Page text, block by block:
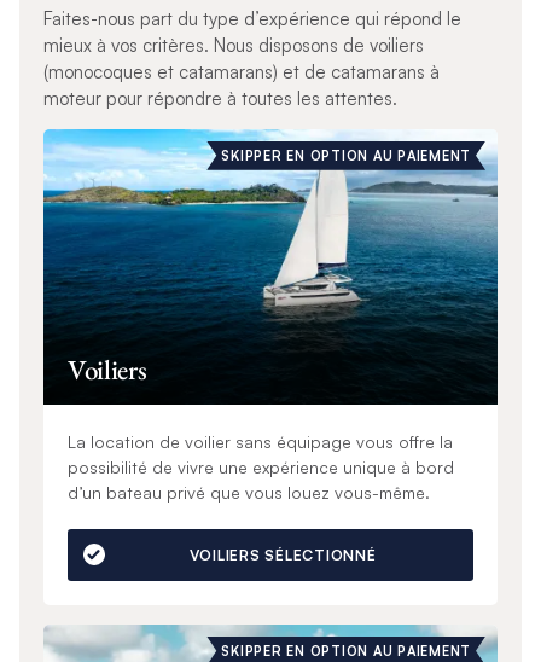
Faites-nous part du type d’expérience qui répond le
mieux à vos critères. Nous disposons de voiliers
(monocoques et catamarans) et de catamarans à
moteur pour répondre à toutes les attentes.
SKIPPER EN OPTION AU PAIEMENT
Voiliers
La location de voilier sans équipage vous offre la
possibilité de vivre une expérience unique à bord
d’un bateau privé que vous louez vous-même.
VOILIERS SÉLECTIONNÉ
SKIPPER EN OPTION AU PAIEMENT